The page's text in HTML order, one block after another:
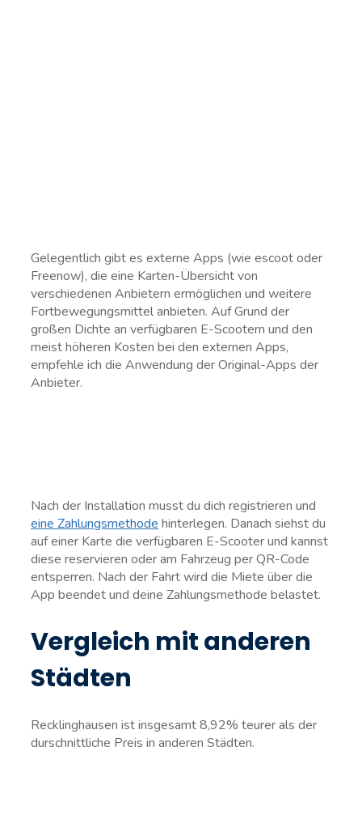
Gelegentlich gibt es externe Apps (wie escoot oder
Freenow), die eine Karten-Übersicht von
verschiedenen Anbietern ermöglichen und weitere
Fortbewegungsmittel anbieten. Auf Grund der
großen Dichte an verfügbaren E-Scootern und den
meist höheren Kosten bei den externen Apps,
empfehle ich die Anwendung der Original-Apps der
Anbieter.
Nach der Installation musst du dich registrieren und
eine Zahlungsmethode hinterlegen. Danach siehst du
auf einer Karte die verfügbaren E-Scooter und kannst
diese reservieren oder am Fahrzeug per QR-Code
entsperren. Nach der Fahrt wird die Miete über die
App beendet und deine Zahlungsmethode belastet.
Vergleich mit anderen
Städten
Recklinghausen ist insgesamt 8,92% teurer als der
durschnittliche Preis in anderen Städten.